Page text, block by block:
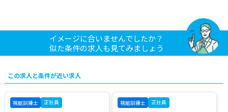
イメージに合いませんでしたか？
似た条件の求人も見てみましょう
この求人と条件が近い求人
視能訓練士 正社員 視能訓練士 正社員